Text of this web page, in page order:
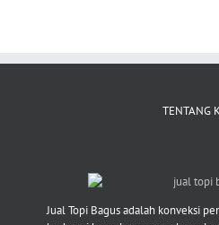
TENTANG
Jual Topi Bagus adalah konveksi